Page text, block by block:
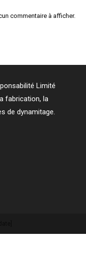
commentaire à afficher.
Limité
fabrication, la
de dynamitage.